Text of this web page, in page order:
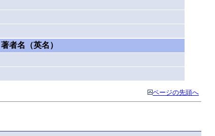
著者名（英名）
ページの先頭へ